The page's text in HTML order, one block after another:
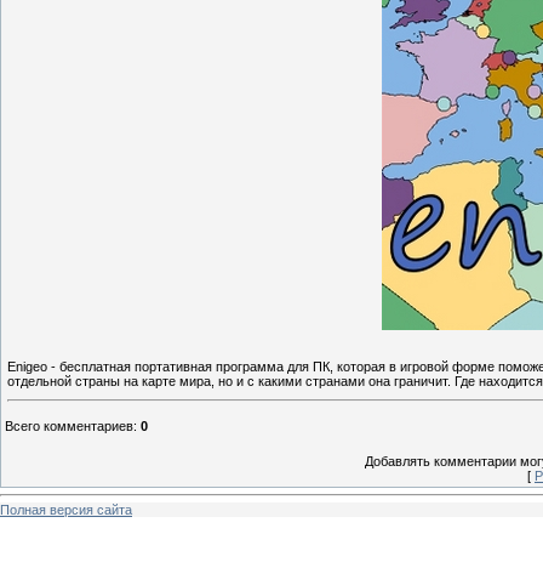
Enigeo - бесплатная портативная программа для ПК, которая в игровой форме
отдельной страны на карте мира, но и с какими странами она граничит. Где
Всего комментариев: 0
Добавлять комментарии
[
Полная версия сайта